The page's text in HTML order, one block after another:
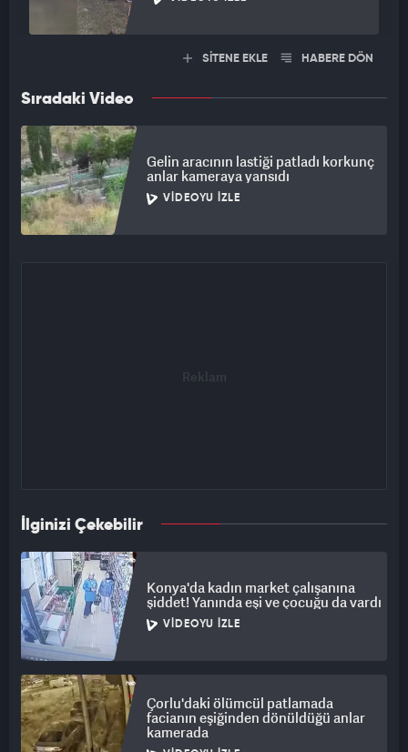
SİTENE EKLE HABERE DÖN
Sıradaki Video
Gelin aracının lastiği patladı korkunç
anlar kameraya yansıdı
VIDEOYU İZLE
İlginizi Çekebilir
Konya'da kadın market çalışanına
şiddet! Yanında eşi ve çocuğu da vardı
VIDEOYU İZLE
Çorlu'daki ölümcül patlamada
facianın eşiğinden dönüldüğü anlar
kamerada